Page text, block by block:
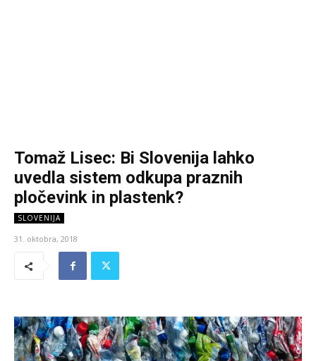
Tomaž Lisec: Bi Slovenija lahko
uvedla sistem odkupa praznih
pločevink in plastenk?
SLOVENIJA
31. oktobra, 2018